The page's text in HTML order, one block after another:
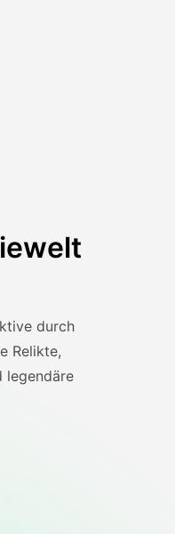
durch
Relikte,
legendäre